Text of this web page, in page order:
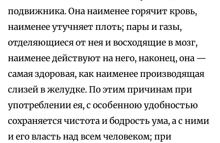
подвижника. Она наименее горячит кровь,
наименее утучняет плоть; пары и газы,
отделяющиеся от нея и восходящие в мозг,
наименее действуют на него, наконец, она —
самая здоровая, как наименее производящая
слизей в желудке. По этим причинам при
употреблении ея, с особенною удобностью
сохраняется чистота и бодрость ума, а с ними
и его власть над всем человеком; при